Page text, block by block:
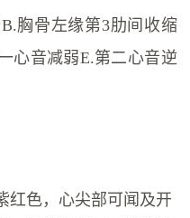
胸骨左缘第3肋间收缩
心音减弱E.第二心音逆
红色，心尖部可闻及开